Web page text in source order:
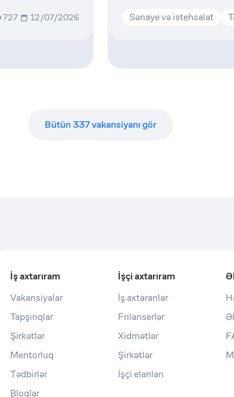
727 12/07/2026 Sənaye və istehsalat
Bütün337vakansiyanı gör
İş axtarıram
Vakansiyalar
Tapşırıqlar
Şirkətlər
Mentorluq
Tədbirlər
Bloqlar
İşçi axtarıram
İş axtaranlar
Frilanserlər
Xidmətlər
Şirkətlər
İşçi elanları